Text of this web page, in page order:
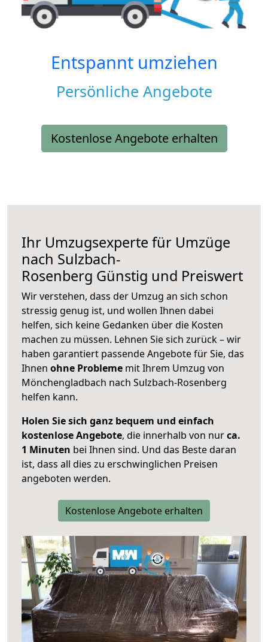
Entspannt umziehen
Persönliche Angebote
Kostenlose Angebote erhalten
Ihr Umzugsexperte für Umzüge
nach Sulzbach-
Rosenberg Günstig und Preiswert
Wir verstehen, dass der Umzug an sich schon
stressig genug ist, und wollen Ihnen dabei
helfen, sich keine Gedanken über die Kosten
machen zu müssen. Lehnen Sie sich zurück – wir
haben garantiert passende Angebote für Sie, das
Ihnen ohne Probleme mit Ihrem Umzug von
Mönchengladbach nach Sulzbach-Rosenberg
helfen kann.
Holen Sie sich ganz bequem und einfach
kostenlose Angebote, die innerhalb von nurca.
1 Minuten bei Ihnen sind. Und das Beste daran
ist, dass all dies zu erschwinglichen Preisen
angeboten werden.
Kostenlose Angebote erhalten